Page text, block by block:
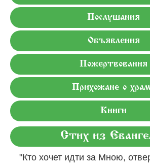
Послушания
Объявления
Пожертвования
Прихожане о
Книги
Стих из
"Кто хочет идти за Мною,